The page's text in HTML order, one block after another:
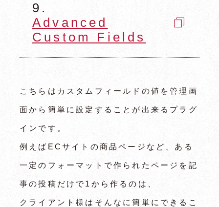
9.
Advanced
Custom Fields
こちらはカスタムフィールドの値を管理画
面から簡単に設定することが出来るプラグ
インです。
例えばECサイトの商品ページなど、ある
一定のフォーマットで作られたページを記
事の投稿だけで1から作るのは、
クライアント様はそんなに簡単にできるこ